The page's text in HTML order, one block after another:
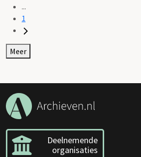
...
1
Meer
Deelnemende
organisaties